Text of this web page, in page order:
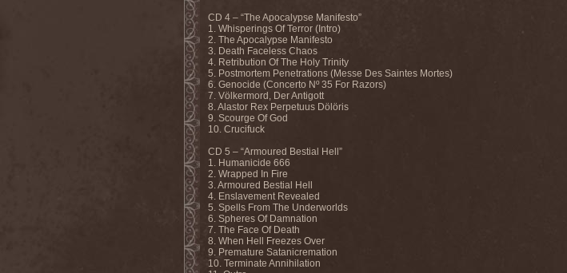
CD 4 – “The Apocalypse Manifesto”
1. Whisperings Of Terror (Intro)
2. The Apocalypse Manifesto
3. Death Faceless Chaos
4. Retribution Of The Holy Trinity
5. Postmortem Penetrations (Messe Des Saintes Mortes)
6. Genocide (Concerto Nº 35 For Razors)
7. Völkermord, Der Antigott
8. Alastor Rex Perpetuus Dölöris
9. Scourge Of God
10. Crucifuck
CD 5 – “Armoured Bestial Hell”
1. Humanicide 666
2. Wrapped In Fire
3. Armoured Bestial Hell
4. Enslavement Revealed
5. Spells From The Underworlds
6. Spheres Of Damnation
7. The Face Of Death
8. When Hell Freezes Over
9. Premature Satanicremation
10. Terminate Annihilation